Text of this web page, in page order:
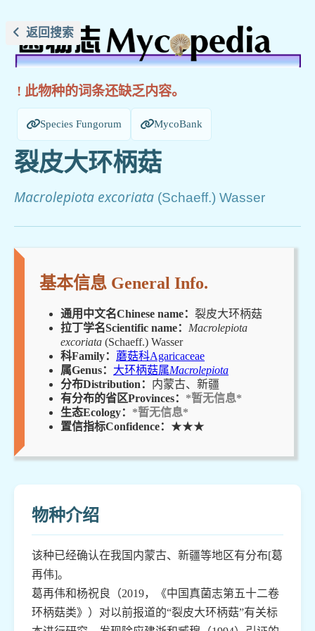
返回搜索
! 此物种的词条还缺乏内容。
Species Fungorum MycoBank
裂皮大环柄菇
Macrolepiota excoriata (Schaeff.) Wasser
基本信息 General Info.
通用中文名Chinese name： 裂皮大环柄菇
拉丁学名Scientific name： Macrolepiota
excoriata (Schaeff.) Wasser
科Family： 蘑菇科Agaricaceae
属Genus： 大环柄菇属Macrolepiota
分布Distribution： 内蒙古、新疆
有分布的省区Provinces： *暂无信息*
生态Ecology： *暂无信息*
置信指标Confidence： ★★★
物种介绍
该种已经确认在我国内蒙古、新疆等地区有分布[葛
再伟]。
葛再伟和杨祝良（2019，《中国真菌志第五十二卷
环柄菇类》）对以前报道的“裂皮大环柄菇”有关标